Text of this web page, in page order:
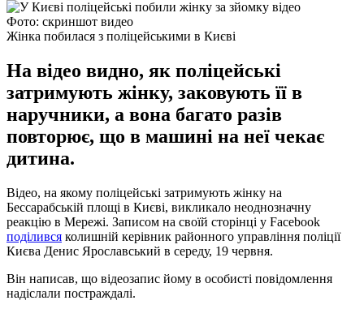
Фото: скриншот видео
Жінка побилася з поліцейськими в Києві
На відео видно, як поліцейські
затримують жінку, заковують її в
наручники, а вона багато разів
повторює, що в машині на неї чекає
дитина.
Відео, на якому поліцейські затримують жінку на
Бессарабській площі в Києві, викликало неоднозначну
реакцію в Мережі. Записом на своїй сторінці у Facebook
поділився колишній керівник районного управління поліції
Києва Денис Ярославський в середу, 19 червня.
Він написав, що відеозапис йому в особисті повідомлення
надіслали постраждалі.